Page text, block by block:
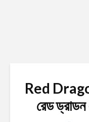
Red
রেড ড্রাডন